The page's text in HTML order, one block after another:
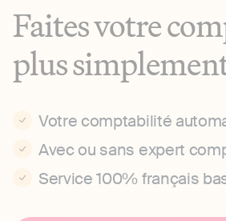
Faites votre
plus
Votre comptabilité
Avec ou sans expert
Service 100% français